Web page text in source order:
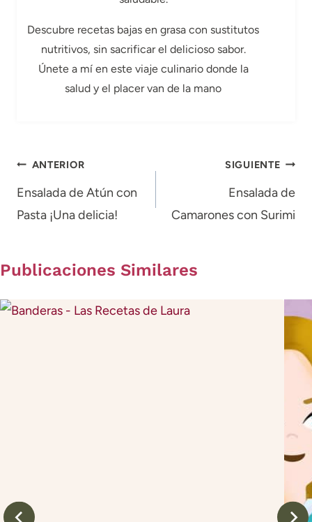
Descubre recetas bajas en grasa con sustitutos
nutritivos, sin sacrificar el delicioso sabor.
Únete a mí en este viaje culinario donde la
salud y el placer van de la mano
Navegación
de
entradas
ANTERIOR
Ensalada de Atún con
Pasta ¡Una delicia!
SIGUIENTE
Ensalada de
Camarones con Surimi
Publicaciones Similares